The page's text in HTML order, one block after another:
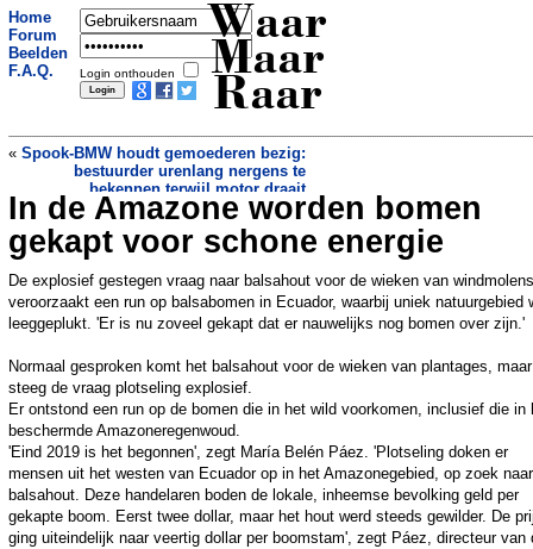
Home
Forum
Beelden
F.A.Q.
Login onthouden
Waar
Maar
Raar
« Spook-BMW houdt gemoederen bezig:
bestuurder urenlang nergens te
bekennen terwijl motor draait
Hert vliegt door voorruit van schoolbus
»
In de Amazone worden bomen
gekapt voor schone energie
De explosief gestegen vraag naar balsahout voor de wieken van windmolens
veroorzaakt een run op balsabomen in Ecuador, waarbij uniek natuurgebied
leeggeplukt. 'Er is nu zoveel gekapt dat er nauwelijks nog bomen over zijn.'
Normaal gesproken komt het balsahout voor de wieken van plantages,
steeg de vraag plotseling explosief.
Er ontstond een run op de bomen die in het wild voorkomen, inclusief die in
beschermde Amazoneregenwoud.
'Eind 2019 is het begonnen', zegt María Belén Páez. 'Plotseling doken er
mensen uit het westen van Ecuador op in het Amazonegebied, op zoek naar
balsahout. Deze handelaren boden de lokale, inheemse bevolking geld per
gekapte boom. Eerst twee dollar, maar het hout werd steeds gewilder. De
ging uiteindelijk naar veertig dollar per boomstam', zegt Páez, directeur van